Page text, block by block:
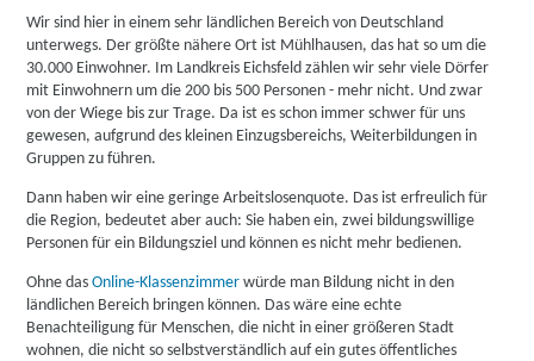
Wir sind hier in einem sehr ländlichen Bereich von Deutschland
unterwegs. Der größte nähere Ort ist Mühlhausen, das hat so um die
30.000 Einwohner. Im Landkreis Eichsfeld zählen wir sehr viele Dörfer
mit Einwohnern um die 200 bis 500 Personen - mehr nicht. Und zwar
von der Wiege bis zur Trage. Da ist es schon immer schwer für uns
gewesen, aufgrund des kleinen Einzugsbereichs, Weiterbildungen in
Gruppen zu führen.
Dann haben wir eine geringe Arbeitslosenquote. Das ist erfreulich für
die Region, bedeutet aber auch: Sie haben ein, zwei bildungswillige
Personen für ein Bildungsziel und können es nicht mehr bedienen.
Ohne dasOnline-Klassenzimmer würde man Bildung nicht in den
ländlichen Bereich bringen können. Das wäre eine echte
Benachteiligung für Menschen, die nicht in einer größeren Stadt
wohnen, die nicht so selbstverständlich auf ein gutes öffentliches